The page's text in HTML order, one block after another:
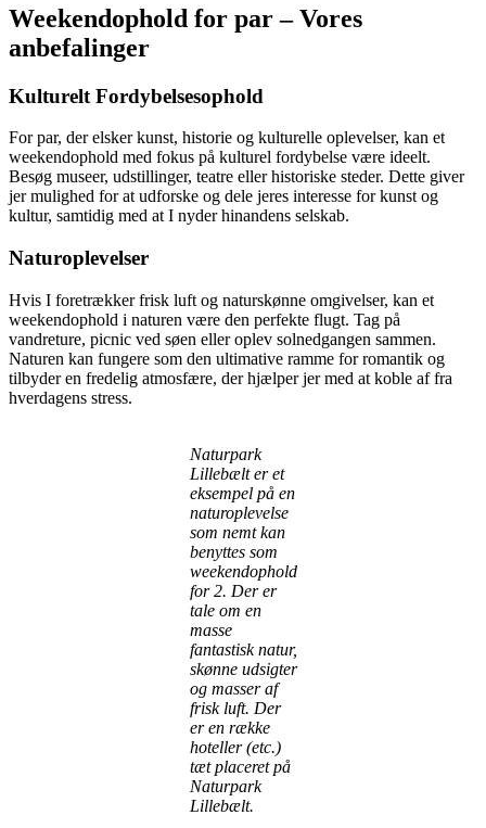
Weekendophold for par – Vores
anbefalinger
Kulturelt Fordybelsesophold
For par, der elsker kunst, historie og kulturelle oplevelser, kan et
weekendophold med fokus på kulturel fordybelse være ideelt.
Besøg museer, udstillinger, teatre eller historiske steder. Dette giver
jer mulighed for at udforske og dele jeres interesse for kunst og
kultur, samtidig med at I nyder hinandens selskab.
Naturoplevelser
Hvis I foretrækker frisk luft og naturskønne omgivelser, kan et
weekendophold i naturen være den perfekte flugt. Tag på
vandreture, picnic ved søen eller oplev solnedgangen sammen.
Naturen kan fungere som den ultimative ramme for romantik og
tilbyder en fredelig atmosfære, der hjælper jer med at koble af fra
hverdagens stress.
Naturpark
Lillebælt er et
eksempel på en
naturoplevelse
som nemt kan
benyttes som
weekendophold
for 2. Der er
tale om en
masse
fantastisk natur,
skønne udsigter
og masser af
frisk luft. Der
er en række
hoteller (etc.)
tæt placeret på
Naturpark
Lillebælt.